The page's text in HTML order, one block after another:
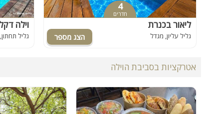
4
חדרים
ליאור בכנרת
גליל עליון, מגדל
וילה
גליל
אטרקציות בסביבת הוילה